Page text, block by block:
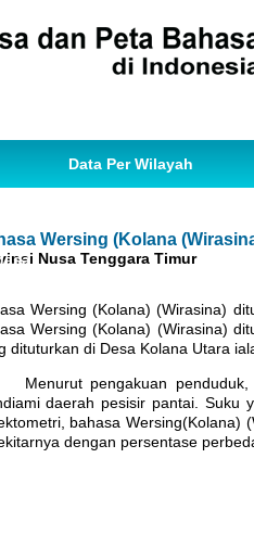
Data Per Wilayah
Wersing (Kolana
Nusa Tenggara Timur
Wersing (Kolana) (Wirasina)
Wersing (Kolana) (Wirasina)
dituturkan di Desa Kolana Utara
Menurut pengakuan
daerah pesisir pantai. Suku
bahasa Wersing(Kolana)
dengan persentase